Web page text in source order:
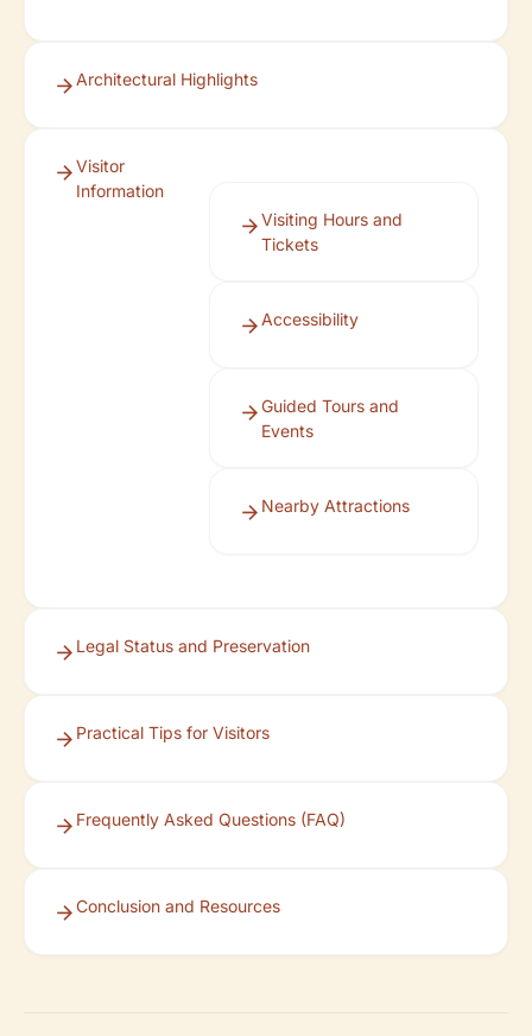
Architectural Highlights
Visitor
Information
Visiting Hours and
Tickets
Accessibility
Guided Tours and
Events
Nearby Attractions
Legal Status and Preservation
Practical Tips for Visitors
Frequently Asked Questions (FAQ)
Conclusion and Resources